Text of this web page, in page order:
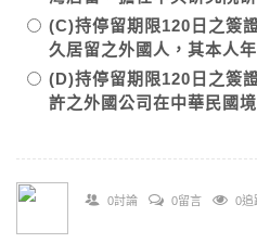
(C)持停留期限120日之簽
久居留之外國人，其本人
(D)持停留期限120日之簽
許之外國公司在中華民國
0討論 0留言 0追